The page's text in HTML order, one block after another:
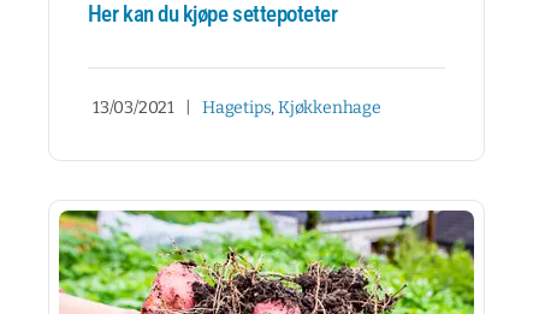
Her kan du kjøpe settepoteter
13/03/2021 Hagetips,Kjøkkenhage